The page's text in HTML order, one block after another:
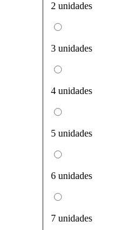
2 unidades
3 unidades
4 unidades
5 unidades
6 unidades
7 unidades